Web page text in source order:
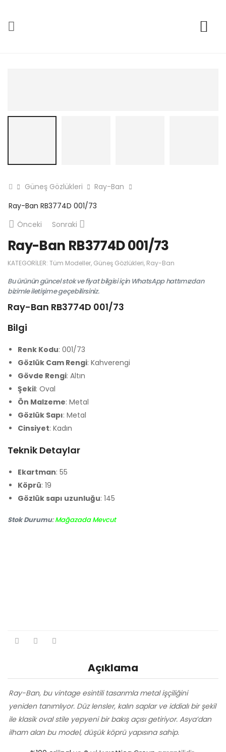
Güneş Gözlükleri
Ray-Ban
Ray-Ban RB3774D 001/73
Önceki
Sonraki
Ray-Ban RB3774D 001/73
KATEGORILER: Tüm Modeller, Güneş Gözlükleri, Ray-Ban
Bu ürünün güncel stok ve fiyat bilgisi için WhatsApp hattımızdan
bizimle iletişime geçebilirsiniz.
Ray-Ban RB3774D 001/73
Bilgi
Renk Kodu: 001/73
Gözlük Cam Rengi: Kahverengi
Gövde Rengi: Altın
Şekil: Oval
Ön Malzeme: Metal
Gözlük Sapı: Metal
Cinsiyet: Kadın
Teknik Detaylar
Ekartman: 55
Köprü: 19
Gözlük sapı uzunluğu: 145
Stok Durumu:Mağazada Mevcut
Açıklama
Ray-Ban, bu vintage esintili tasarımla metal işçiliğini
yeniden tanımlıyor. Düz lensler, kalın saplar ve iddialı bir şekil
ile klasik oval stile yepyeni bir bakış açısı getiriyor. Asya’dan
ilham alan bu model, düşük köprü yapısına sahip.